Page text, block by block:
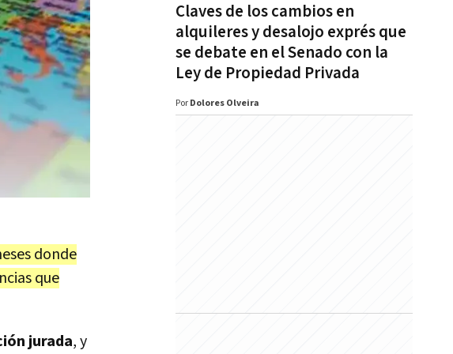
donde
que
jurada, y
Claves de los cambios en
alquileres y desalojo exprés que
se debate en el Senado con la
Ley de Propiedad Privada
Por Dolores Olveira